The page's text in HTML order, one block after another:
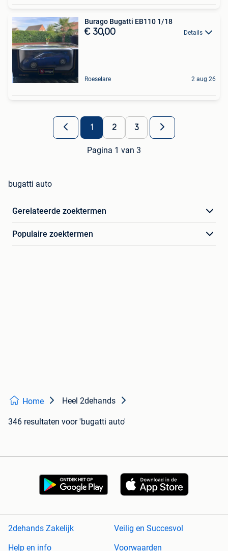
Burago Bugatti EB110 1/18
€ 30,00 Details
Roeselare 2 aug 26
1 2 3
Pagina 1 van 3
bugatti auto
Gerelateerde zoektermen
Populaire zoektermen
Home Heel 2dehands
346 resultaten voor 'bugatti auto'
2dehands Zakelijk
Veilig en Succesvol
Help en info
Voorwaarden